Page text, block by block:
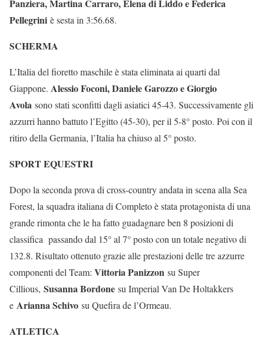
Panziera, Martina Carraro, Elena di Liddo e Federica
Pellegrini è sesta in 3:56.68.
SCHERMA
L’Italia del fioretto maschile è stata eliminata ai quarti dal
Giappone. Alessio Foconi, Daniele Garozzo e Giorgio
Avola sono stati sconfitti dagli asiatici 45-43. Successivamente gli
azzurri hanno battuto l’Egitto (45-30), per il 5-8° posto. Poi con il
ritiro della Germania, l’Italia ha chiuso al 5° posto.
SPORT EQUESTRI
Dopo la seconda prova di cross-country andata in scena alla Sea
Forest, la squadra italiana di Completo è stata protagonista di una
grande rimonta che le ha fatto guadagnare ben 8 posizioni di
classifica passando dal 15° al 7° posto con un totale negativo di
132.8. Risultato ottenuto grazie alle prestazioni delle tre azzurre
componenti del Team: Vittoria Panizzon su Super
Cillious, Susanna Bordone su Imperial Van De Holtakkers
e Arianna Schivo su Quefira de l’Ormeau.
ATLETICA